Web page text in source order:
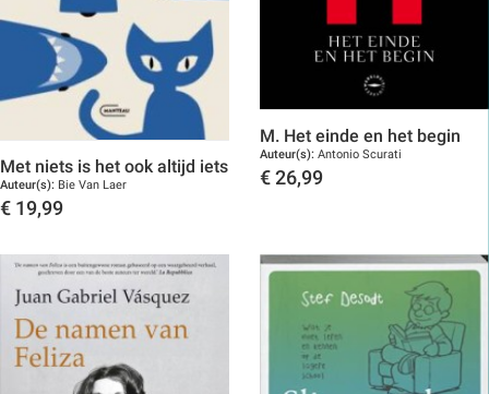
Met niets is het ook altijd iets
Auteur(s): Bie Van Laer
€ 19,99
M. Het einde en het begin
Auteur(s): Antonio Scurati
€ 26,99